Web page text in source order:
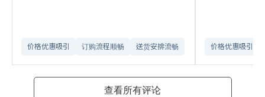
价格优惠吸引 订购流程顺畅 送货安排流畅 价格优惠吸引
查看所有评论